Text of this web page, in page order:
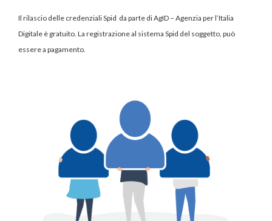
Il rilascio delle credenziali Spid da parte di AgID – Agenzia per l’Italia
Digitale è gratuito. La registrazione al sistema Spid del soggetto, può
essere a pagamento.